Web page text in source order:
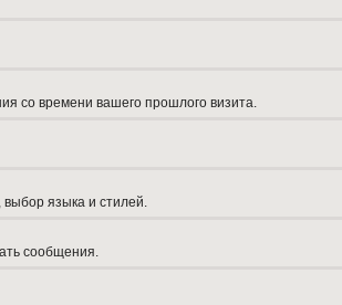
со времени вашего прошлого визита.
языка и стилей.
сообщения.